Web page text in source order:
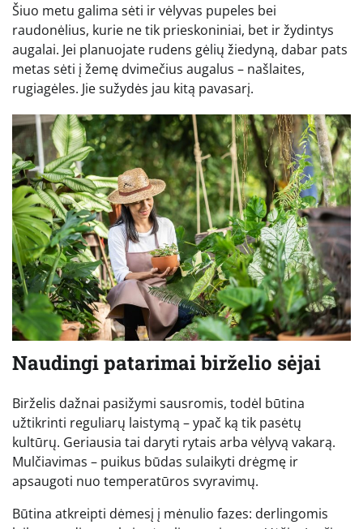
Šiuo metu galima sėti ir vėlyvas pupeles bei
raudonėlius, kurie ne tik prieskoniniai, bet ir žydintys
augalai. Jei planuojate rudens gėlių žiedyną, dabar pats
metas sėti į žemę dvimečius augalus – našlaites,
rugiagėles. Jie sužydės jau kitą pavasarį.
Naudingi patarimai birželio sėjai
Birželis dažnai pasižymi sausromis, todėl būtina
užtikrinti reguliarų laistymą – ypač ką tik pasėtų
kultūrų. Geriausia tai daryti rytais arba vėlyvą vakarą.
Mulčiavimas – puikus būdas sulaikyti drėgmę ir
apsaugoti nuo temperatūros svyravimų.
Būtina atkreipti dėmesį į mėnulio fazes: derlingomis